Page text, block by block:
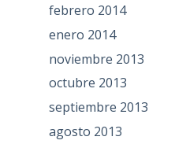
febrero 2014
enero 2014
noviembre 2013
octubre 2013
septiembre 2013
agosto 2013